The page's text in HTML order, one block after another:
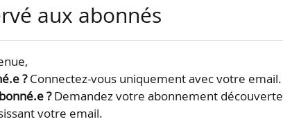
à chaque pays de
aux abonnés
?Connectez-vous uniquement avec votre email.
?Demandez votre abonnement découverte
votre email.